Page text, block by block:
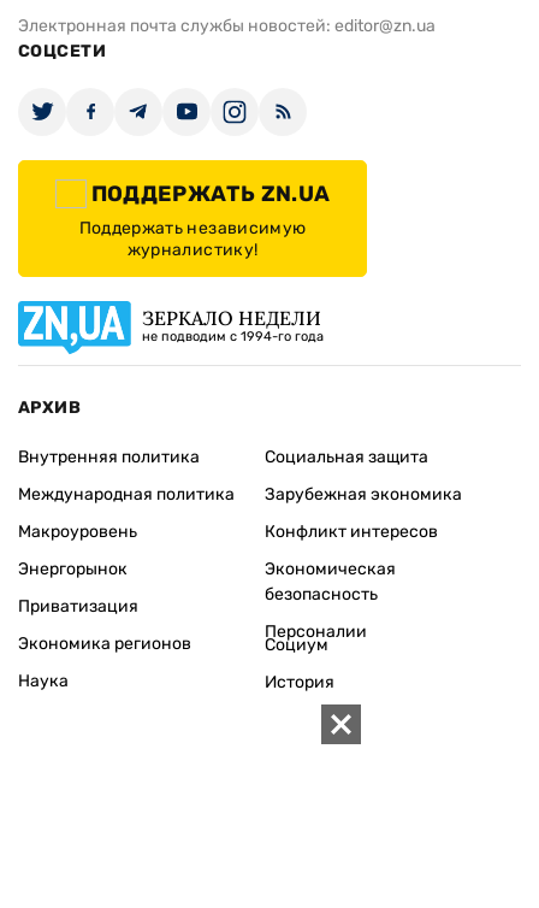
Электронная почта службы новостей: editor@zn.ua
СОЦСЕТИ
ПОДДЕРЖАТЬ ZN.UA
Поддержать независимую
журналистику!
ЗЕРКАЛО НЕДЕЛИ
не подводим с 1994-го года
АРХИВ
Внутренняя политика
Международная политика
Макроуровень
Энергорынок
Приватизация
Экономика регионов
Социальная защита
Зарубежная экономика
Конфликт интересов
Экономическая
безопасность
Персоналии
Наука
Социум
История
Круг семьи